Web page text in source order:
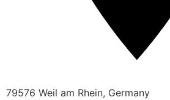
79576 Weil am Rhein, Germany